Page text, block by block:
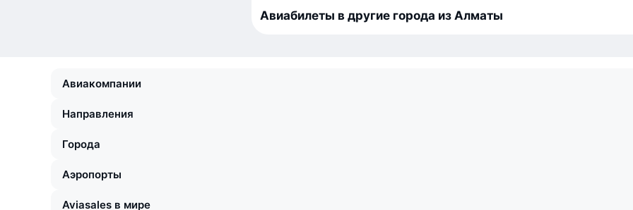
Авиабилеты в другие города из Алматы
Авиакомпании
Направления
Города
Аэропорты
Aviasales в мире